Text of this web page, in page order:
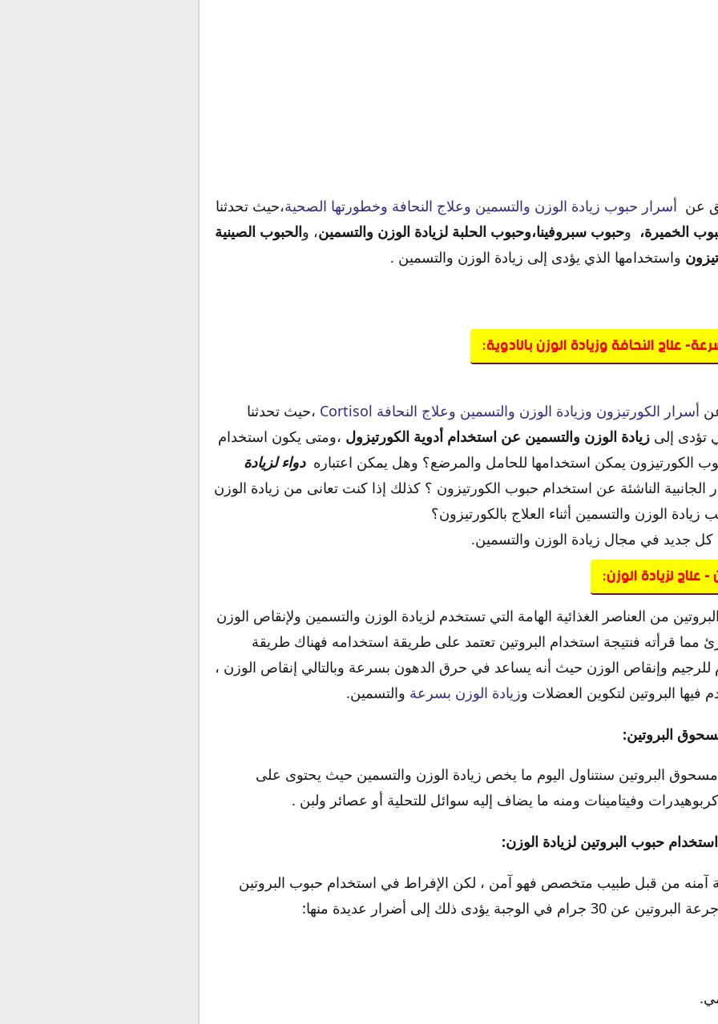
عن أسرار حبوب زيادة الوزن والتسمين وعلاج النحافة وخطورتها الصحية،حيث تحدثنا
الخميرة، وحبوب سبروفينا،وحبوب الحلبة لزيادة الوزن والتسمين، والحبوب الصينية
واستخدامها الذي يؤدى إلى زيادة الوزن والتسمين .
علاج النحافة وزيادة الوزن بالادوية:
أسرار الكورتيزون وزيادة الوزن والتسمين وعلاج النحافة Cortisol
،حيث تحدثنا
تؤدى إلى زيادة الوزن والتسمين عن استخدام أدوية الكورتيزول ،ومتى يكون استخدام
الكورتيزون يمكن استخدامها للحامل والمرضع؟ وهل يمكن اعتبارهدواء لزيادة
الجانبية الناشئة عن استخدام حبوب الكورتيزون ؟ كذلك إذا كنت تعانى من زيادة الوزن
الوزن والتسمين أثناء العلاج بالكورتيزون؟
جديد في مجال زيادة الوزن والتسمين.
علاج لزيادة الوزن:
من العناصر الغذائية الهامة التي تستخدم لزيادة الوزن والتسمين ولإنقاص الوزن
مما قرأته فنتيجة استخدام البروتين تعتمد على طريقة استخدامه فهناك طريقة
للرجيم وإنقاص الوزن حيث أنه يساعد في حرق الدهون بسرعة وبالتالي إنقاص الوزن ،
البروتين لتكوين العضلات وزيادة الوزن بسرعة والتسمين.
البروتين:
البروتين سنتناول اليوم ما يخص زيادة الوزن والتسمين حيث يحتوى على
وفيتامينات ومنه ما يضاف إليه سوائل للتحلية أو عصائر ولبن .
حبوب البروتين لزيادة الوزن:
آمنه من قبل طبيب متخصص فهو آمن ، لكن الإفراط في استخدام حبوب البروتين
يؤدى ذلك إلى أضرار عديدة منها: